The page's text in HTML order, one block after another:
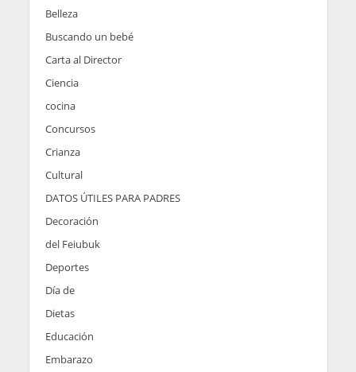
Belleza
Buscando un bebé
Carta al Director
Ciencia
cocina
Concursos
Crianza
Cultural
DATOS ÚTILES PARA PADRES
Decoración
del Feiubuk
Deportes
Día de
Dietas
Educación
Embarazo